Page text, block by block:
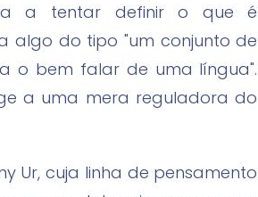
a tentar definir o que é
algo do tipo "um conjunto de
o bem falar de uma língua".
a uma mera reguladora do
Ur, cuja linha de pensamento